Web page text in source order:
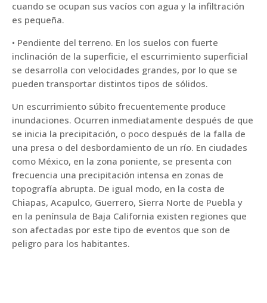
cuando se ocupan sus vacíos con agua y la infiltración
es pequeña.
• Pendiente del terreno. En los suelos con fuerte
inclinación de la superficie, el escurrimiento superficial
se desarrolla con velocidades grandes, por lo que se
pueden transportar distintos tipos de sólidos.
Un escurrimiento súbito frecuentemente produce
inundaciones. Ocurren inmediatamente después de que
se inicia la precipitación, o poco después de la falla de
una presa o del desbordamiento de un río. En ciudades
como México, en la zona poniente, se presenta con
frecuencia una precipitación intensa en zonas de
topografía abrupta. De igual modo, en la costa de
Chiapas, Acapulco, Guerrero, Sierra Norte de Puebla y
en la península de Baja California existen regiones que
son afectadas por este tipo de eventos que son de
peligro para los habitantes.